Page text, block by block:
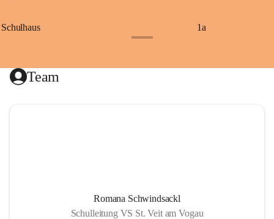
Schulhaus 1a
Team
Romana Schwindsackl
Schulleitung VS St. Veit am Vogau